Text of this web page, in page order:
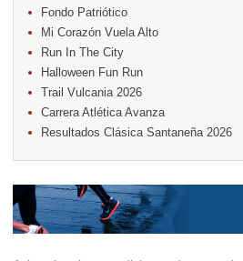
Noviembre
08. Lindora Run
15. Entre Pan y Rosas
Diciembre
Trail Vulcania 2026
12. Media Maratón Puntarenas 2026
Fondo Patriótico
Mi Corazón Vuela Alto
Run In The City
Halloween Fun Run
Trail Vulcania 2026
Carrera Atlética Avanza
Resultados Clásica Santaneña 2026